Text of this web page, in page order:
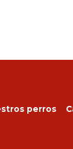
perros